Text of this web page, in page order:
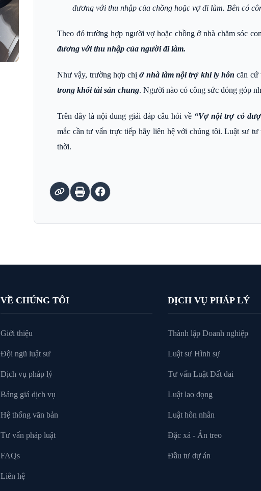
đương với thu nhập của chồng hoặc vợ đi làm. Bên có
Theo đó trường hợp người vợ hoặc chồng ở nhà chăm sóc
đương với thu nhập của người đi làm.
Như vậy, trường hợp chịở nhà làm nội trợ khi ly hôn căn cứ
trong khối tài sản chung. Người nào có công sức đóng góp
Trên đây là nội dung giải đáp câu hỏi về “Vợ nội trợ có
mắc cần tư vấn trực tiếp hãy liên hệ với chúng tôi. Luật sư
thời.
VỀ CHÚNG TÔI
Giới thiệu
Đội ngũ luật sư
Dịch vụ pháp lý
Bảng giá dịch vụ
Hệ thống văn bản
Tư vấn pháp luật
FAQs
Liên hệ
DỊCH VỤ PHÁP LÝ
Thành lập Doanh nghiệp
Luật sư Hình sự
Tư vấn Luật Đất đai
Luật lao đọng
Luật hôn nhân
Đặc xá - Án treo
Đầu tư dự án